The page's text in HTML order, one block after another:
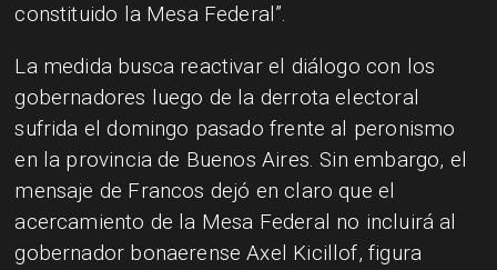
constituido la Mesa Federal”.
La medida busca reactivar el diálogo con los
gobernadores luego de la derrota electoral
sufrida el domingo pasado frente al peronismo
en la provincia de Buenos Aires. Sin embargo, el
mensaje de Francos dejó en claro que el
acercamiento de la Mesa Federal no incluirá al
gobernador bonaerense Axel Kicillof, figura